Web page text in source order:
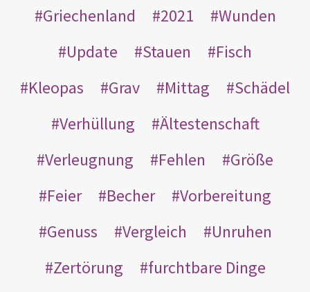
Griechenland 2021
Wunden
Update
Stauen
Fisch
Kleopas
Grav Mittag
Schädel
Verhüllung
Ältestenschaft
Verleugnung
Fehlen
Größe
Feier
Becher
Vorbereitung
Genuss
Vergleich
Unruhen
Zertörung
furchtbare Dinge